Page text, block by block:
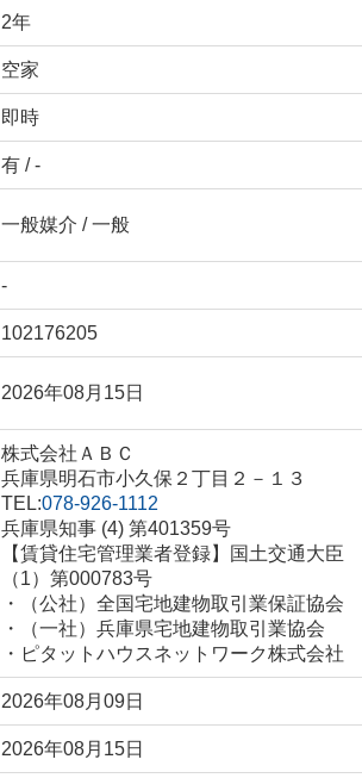
2年
空家
即時
有 / -
一般媒介 / 一般
-
102176205
2026年08月15日
株式会社ＡＢＣ
兵庫県明石市小久保２丁目２－１３
TEL:078-926-1112
兵庫県知事 (4) 第401359号
【賃貸住宅管理業者登録】国土交通大臣
（1）第000783号
・（公社）全国宅地建物取引業保証協会
・（一社）兵庫県宅地建物取引業協会
・ピタットハウスネットワーク株式会社
2026年08月09日
2026年08月15日